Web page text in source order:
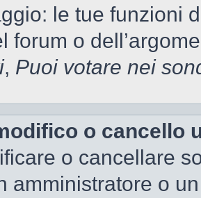
le tue funzioni
forum o
, Puoi votare nei
o cancello
o cancellare
amministratore o